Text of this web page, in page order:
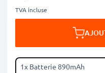
TVA incluse
1x Batterie 890mAh